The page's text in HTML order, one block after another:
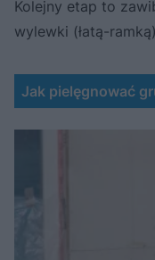
Kolejny etap to
wylewki (łatą-
Jak pielęgnować